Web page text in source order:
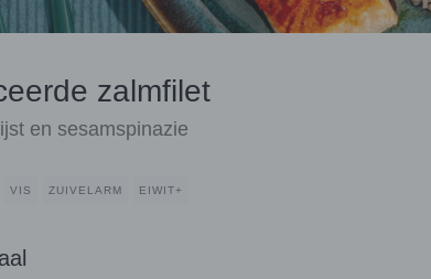
zalmfilet
en sesamspinazie
VIS ZUIVELARM EIWIT+